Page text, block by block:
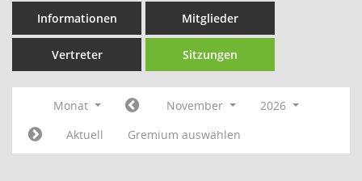
Informationen Mitglieder
Vertreter Sitzungen
Monat November
2026
Aktuell
Gremium auswählen